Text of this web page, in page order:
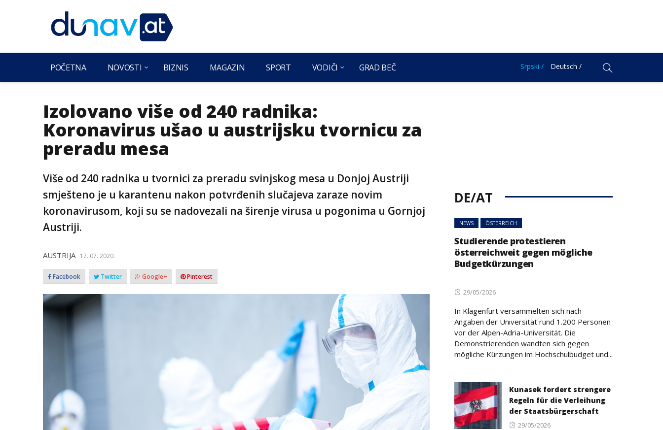
POČETNA NOVOSTI BIZNIS MAGAZIN SPORT VODIČI GRAD BEČ Srpski / Deutsch /
Izolovano više od 240 radnika:
Koronavirus ušao u austrijsku tvornicu za
preradu mesa
Više od 240 radnika u tvornici za preradu svinjskog mesa u Donjoj Austriji
smješteno je u karantenu nakon potvrđenih slučajeva zaraze novim
koronavirusom, koji su se nadovezali na širenje virusa u pogonima u Gornjoj
Austriji.
AUSTRIJA 17. 07. 2020.
Facebook Twitter Google+ Pinterest
DE/AT
NEWS ÖSTERREICH
Studierende protestieren
österreichweit gegen mögliche
Budgetkürzungen
Posted
29/05/2026
In Klagenfurt versammelten sich nach
Angaben der Universität rund 1.200 Personen
vor der Alpen-Adria-Universität. Die
Demonstrierenden wandten sich gegen
mögliche Kürzungen im Hochschulbudget und...
Kunasek fordert strengere
Regeln für die Verleihung
der Staatsbürgerschaft
Posted
29/05/2026